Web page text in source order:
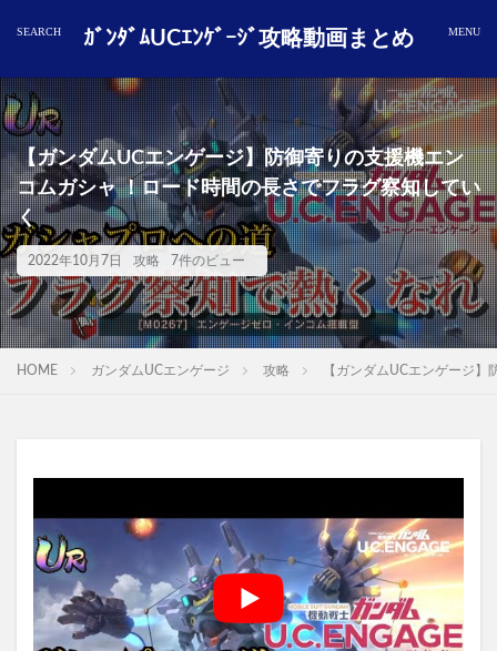
ｶﾞﾝﾀﾞﾑUCｴﾝｹﾞｰｼﾞ攻略動画まとめ
【ガンダムUCエンゲージ】防御寄りの支援機エン
コムガシャ ！ロード時間の長さでフラグ察知してい
く
2022年10月7日 攻略 7件のビュー
HOME ガンダムUCエンゲージ 攻略 【ガンダムUCエンゲージ